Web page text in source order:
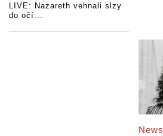
LIVE: Nazareth vehnali slzy
do očí...
News